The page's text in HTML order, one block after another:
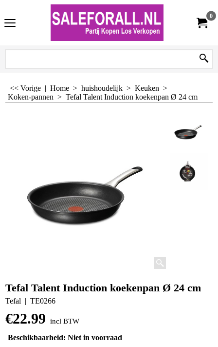
0
<< Vorige | Home > huishoudelijk > Keuken >
Koken-pannen > Tefal Talent Induction koekenpan Ø 24 cm
Tefal Talent Induction koekenpan Ø 24 cm
Tefal TE0266
€22.99 incl BTW
Beschikbaarheid: Niet in voorraad